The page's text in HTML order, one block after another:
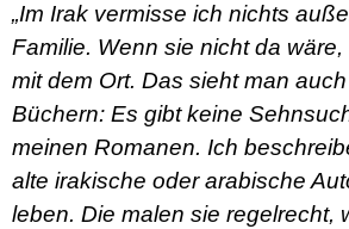
„Im Irak vermisse ich nichts
Familie. Wenn sie nicht da
mit dem Ort. Das sieht man
Büchern: Es gibt keine
meinen Romanen. Ich
alte irakische oder arabische
leben. Die malen sie regelrecht,